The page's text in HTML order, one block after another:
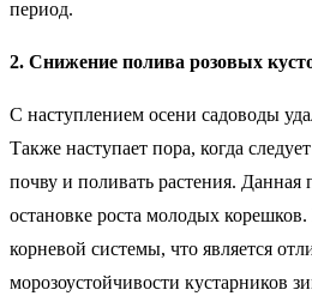
период.
2. Снижение полива розовых
С наступлением осени садоводы
Также наступает пора, когда
почву и поливать растения. Данная
остановке роста молодых
корневой системы, что является
морозоустойчивости кустарников